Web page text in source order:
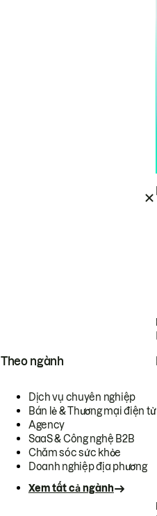
Theo ngành
Dịch vụ chuyên nghiệp
Bán lẻ & Thương mại điện tử
Agency
SaaS & Công nghệ B2B
Chăm sóc sức khỏe
Doanh nghiệp địa phương
Xem tất cả ngành